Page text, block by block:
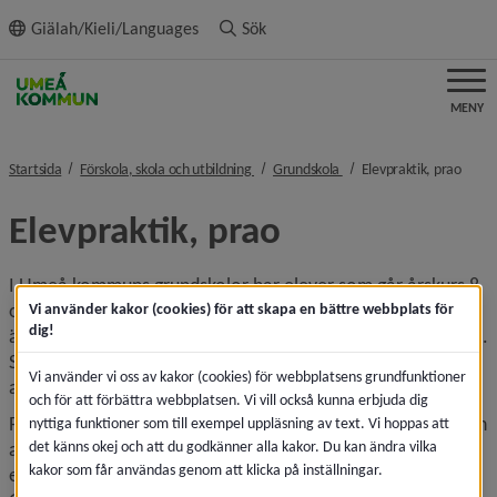
innehållet
Giälah/Kieli/Languages Sök
MENY
Startsida Förskola, skola och utbildning nivå i brödsmulenavigeringen
Grundskola nivå i
Elevpraktik, praonivå i
Elevpraktik, prao
I Umeå kommuns grundskolor har elever som går årskurs 8
och 9 en praovecka per läsår. Praktik­veckorna för årskurs 8
är under vårterminen och för årskurs 9 under höstterminen.
Syftet med prao är att eleverna ska få kunskaper om
arbetslivet inför kommande studie- och yrkesval.
Prao är en värdefull modell för samverkan mellan skola och
arbetslivet och kan bidra till viktiga erfarenheter inför
elevernas kommande val av utbildning eller yrkesinriktning.
Vi använder kakor (cookies) för att skapa en bättre webbplats för
dig!
Vi använder vi oss av kakor (cookies) för webbplatsens grundfunktioner
och för att förbättra webbplatsen. Vi vill också kunna erbjuda dig
nyttiga funktioner som till exempel uppläsning av text. Vi hoppas att
det känns okej och att du godkänner alla kakor. Du kan ändra vilka
kakor som får användas genom att klicka på inställningar.